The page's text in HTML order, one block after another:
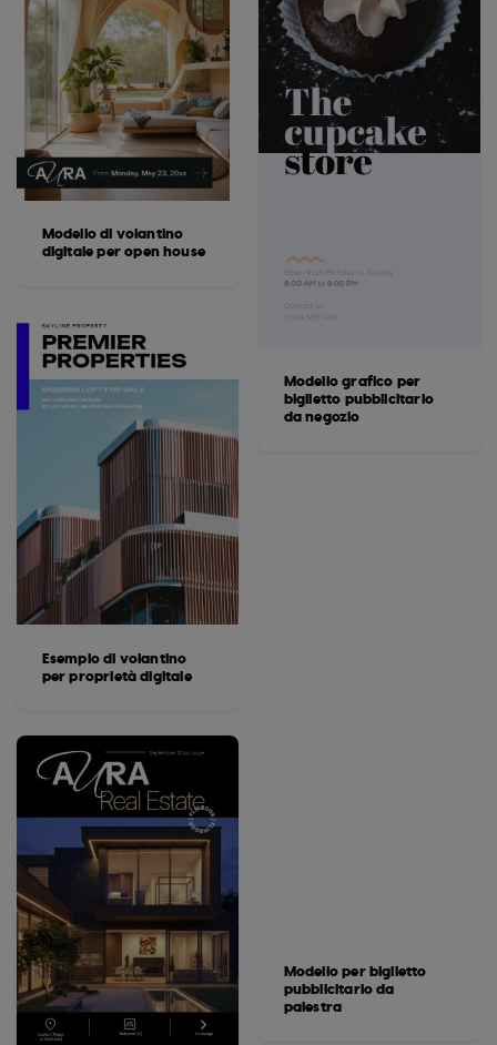
Modello di volantino
digitale per open house
Esempio di volantino
per proprietà digitale
Modello grafico per
biglietto pubblicitario
da negozio
Modello per biglietto
pubblicitario da
palestra